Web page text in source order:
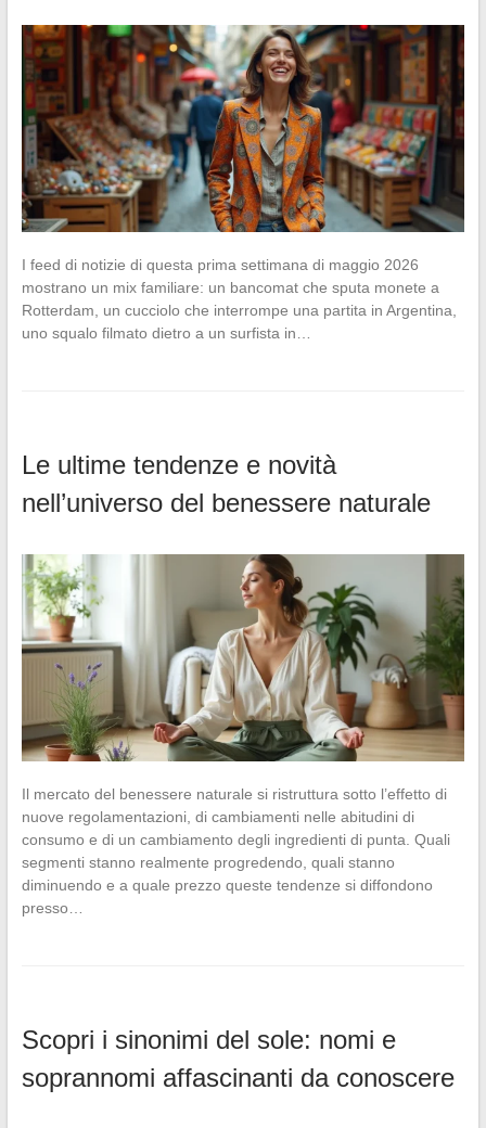
I feed di notizie di questa prima settimana di maggio 2026
mostrano un mix familiare: un bancomat che sputa monete a
Rotterdam, un cucciolo che interrompe una partita in Argentina,
uno squalo filmato dietro a un surfista in…
Le ultime tendenze e novità
nell’universo del benessere naturale
Il mercato del benessere naturale si ristruttura sotto l’effetto di
nuove regolamentazioni, di cambiamenti nelle abitudini di
consumo e di un cambiamento degli ingredienti di punta. Quali
segmenti stanno realmente progredendo, quali stanno
diminuendo e a quale prezzo queste tendenze si diffondono
presso…
Scopri i sinonimi del sole: nomi e
soprannomi affascinanti da conoscere